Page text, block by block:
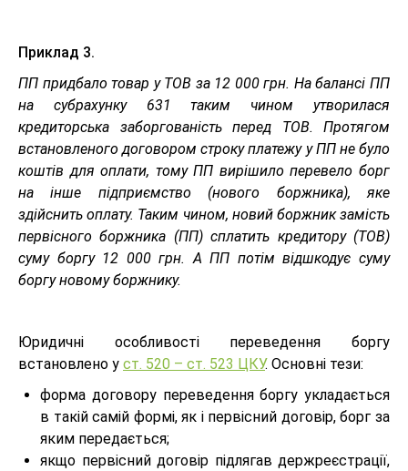
Приклад 3.
ПП придбало товар у ТОВ за 12 000 грн. На балансі ПП
на субрахунку 631 таким чином утворилася
кредиторська заборгованість перед ТОВ. Протягом
встановленого договором строку платежу у ПП не було
коштів для оплати, тому ПП вирішило перевело борг
на інше підприємство (нового боржника), яке
здійснить оплату. Таким чином, новий боржник замість
первісного боржника (ПП) сплатить кредитору (ТОВ)
суму боргу 12 000 грн. А ПП потім відшкодує суму
боргу новому боржнику.
Юридичні особливості переведення боргу
встановлено у ст. 520 – ст. 523 ЦКУ. Основні тези:
форма договору переведення боргу укладається
в такій самій формі, як і первісний договір, борг за
яким передається;
якщо первісний договір підлягав держреєстрації,